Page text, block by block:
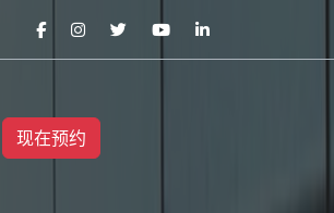
现在预约